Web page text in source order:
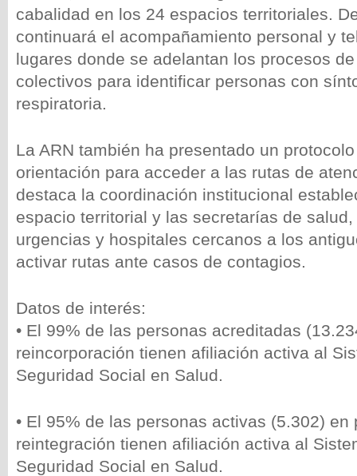
cabalidad en los 24 espacios territoriales.
continuará el acompañamiento personal y
lugares donde se adelantan los procesos
colectivos para identificar personas con
respiratoria.
La ARN también ha presentado un
orientación para acceder a las rutas de
destaca la coordinación institucional
espacio territorial y las secretarías de
urgencias y hospitales cercanos a los
activar rutas ante casos de contagios.
Datos de interés:
• El 99% de las personas acreditadas
reincorporación tienen afiliación activa al
Seguridad Social en Salud.
• El 95% de las personas activas (5.302) en
reintegración tienen afiliación activa al
Seguridad Social en Salud.